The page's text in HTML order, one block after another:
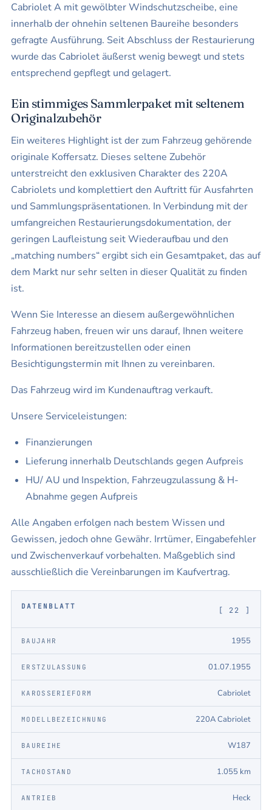
Cabriolet A mit gewölbter Windschutzscheibe, eine
innerhalb der ohnehin seltenen Baureihe besonders
gefragte Ausführung. Seit Abschluss der Restaurierung
wurde das Cabriolet äußerst wenig bewegt und stets
entsprechend gepflegt und gelagert.
Ein stimmiges Sammlerpaket mit seltenem
Originalzubehör
Ein weiteres Highlight ist der zum Fahrzeug gehörende
originale Koffersatz. Dieses seltene Zubehör
unterstreicht den exklusiven Charakter des 220A
Cabriolets und komplettiert den Auftritt für Ausfahrten
und Sammlungspräsentationen. In Verbindung mit der
umfangreichen Restaurierungsdokumentation, der
geringen Laufleistung seit Wiederaufbau und den
„matching numbers“ ergibt sich ein Gesamtpaket, das auf
dem Markt nur sehr selten in dieser Qualität zu finden
ist.
Wenn Sie Interesse an diesem außergewöhnlichen
Fahrzeug haben, freuen wir uns darauf, Ihnen weitere
Informationen bereitzustellen oder einen
Besichtigungstermin mit Ihnen zu vereinbaren.
Das Fahrzeug wird im Kundenauftrag verkauft.
Unsere Serviceleistungen:
Finanzierungen
Lieferung innerhalb Deutschlands gegen Aufpreis
HU/ AU und Inspektion, Fahrzeugzulassung & H-
Abnahme gegen Aufpreis
Alle Angaben erfolgen nach bestem Wissen und
Gewissen, jedoch ohne Gewähr. Irrtümer, Eingabefehler
und Zwischenverkauf vorbehalten. Maßgeblich sind
ausschließlich die Vereinbarungen im Kaufvertrag.
DATENBLATT [ 22 ]
BAUJAHR 1955
ERSTZULASSUNG 01.07.1955
KAROSSERIEFORM Cabriolet
MODELLBEZEICHNUNG 220A Cabriolet
BAUREIHE W187
TACHOSTAND 1.055 km
ANTRIEB Heck